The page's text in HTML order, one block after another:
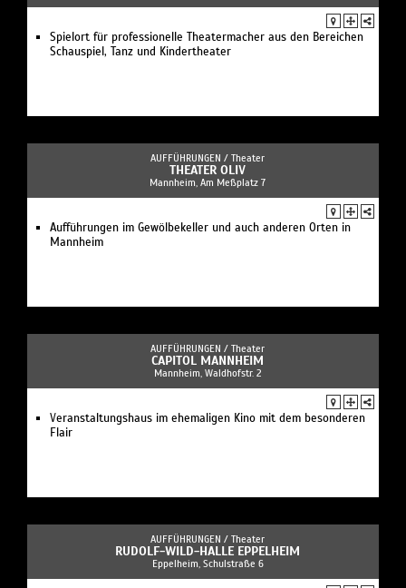
Spielort für professionelle Theatermacher aus den Bereichen
Schauspiel, Tanz und Kindertheater
AUFFÜHRUNGEN / Theater
THEATER OLIV
Mannheim, Am Meßplatz 7
Aufführungen im Gewölbekeller und auch anderen Orten in
Mannheim
AUFFÜHRUNGEN / Theater
CAPITOL MANNHEIM
Mannheim, Waldhofstr. 2
Veranstaltungshaus im ehemaligen Kino mit dem besonderen
Flair
AUFFÜHRUNGEN / Theater
RUDOLF-WILD-HALLE EPPELHEIM
Eppelheim, Schulstraße 6